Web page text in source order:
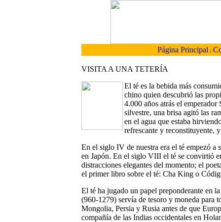
Página Principal |
VISITA A UNA TETERÍA
El té es la bebida más
chino quien descubrió las
4.000 años atrás el emperador
silvestre, una brisa agitó las
en el agua que estaba
refrescante y reconstituyente,
En el siglo IV de nuestra era el té empezó a
en Japón. En el siglo VIII el té se convirtió
distracciones elegantes del momento; el
el primer libro sobre el té: Cha King o
El té ha jugado un papel preponderante en
(960-1279) servía de tesoro y moneda para
Mongolia, Persia y Rusia antes de que
compañía de las Indias occidentales en